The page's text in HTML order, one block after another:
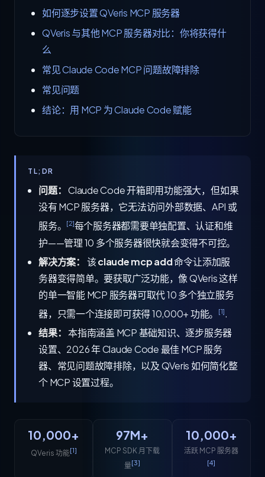
如何逐步设置 QVeris MCP 服务器
QVeris 与其他 MCP 服务器对比：你将获得什
么
常见 Claude Code MCP 问题故障排除
常见问题
结论：用 MCP 为 Claude Code 赋能
TL;DR
问题： Claude Code 开箱即用功能强大，但如果
没有 MCP 服务器，它无法访问外部数据、API 或
服务。
[2]每个服务器都需要单独配置、认证和维
护——管理 10 多个服务器很快就会变得不可控。
解决方案：
该claude mcp add命令让添加服
务器变得简单。要获取广泛功能，像 QVeris 这样
的单一智能 MCP 服务器可取代 10 多个独立服务
器，只需一个连接即可获得 10,000+ 功能。
[1].
结果： 本指南涵盖 MCP 基础知识、逐步服务器
设置、2026 年 Claude Code 最佳 MCP 服务
器、常见问题故障排除，以及 QVeris 如何简化整
个 MCP 设置过程。
10,000+
QVeris 功能[1]
97M+
MCP SDK 月下载
量[3]
10,000+
活跃 MCP 服务器
[4]